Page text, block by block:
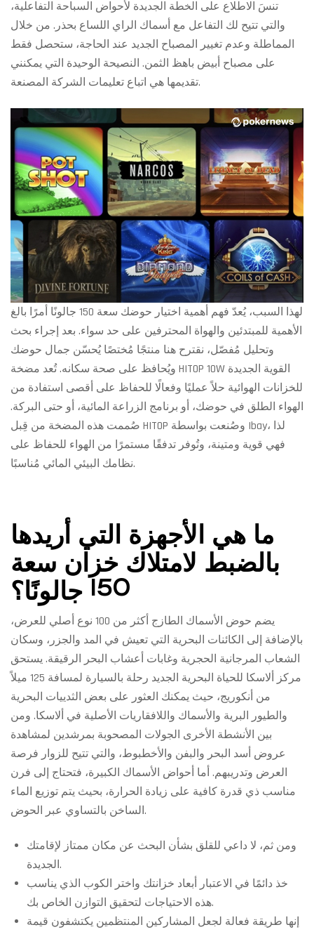
تنسَ الاطلاع على الخطة الجديدة لأحواض السباحة التفاعلية،
والتي تتيح لك التفاعل مع أسماك الراي اللساع بحذر. من خلال
المماطلة وعدم تغيير المصباح الجديد عند الحاجة، ستحصل فقط
على مصباح أبيض باهظ الثمن. النصيحة الوحيدة التي يمكنني
تقديمها هي اتباع تعليمات الشركة المصنعة.
لهذا السبب، يُعدّ فهم أهمية اختيار حوضك سعة 150 جالونًا أمرًا بالغ
الأهمية للمبتدئين والهواة المحترفين على حد سواء. بعد إجراء بحث
وتحليل مُفصّل، نقترح هنا منتجًا مُختصًا يُحسّن جمال حوضك
ويُحافظ على صحة سكانه. تُعد مضخة HITOP 10W القوية الجديدة
للخزانات الهوائية حلاً عمليًا وفعالًا للحفاظ على أقصى استفادة من
الهواء الطلق في حوضك، أو برنامج الزراعة المائية، أو حتى البركة.
صُممت هذه المضخة من قِبل HITOP وصُنعت بواسطة Ibay، لذا
فهي قوية ومتينة، وتُوفر تدفقًا مستمرًا من الهواء للحفاظ على
نظامك البيئي المائي مُناسبًا.
ما هي الأجهزة التي أريدها
بالضبط لامتلاك خزان سعة
150 جالونًا؟
يضم حوض الأسماك الطازج أكثر من 100 نوع أصلي للعرض،
بالإضافة إلى الكائنات البحرية التي تعيش في المد والجزر، وسكان
الشعاب المرجانية الحجرية وغابات أعشاب البحر الرقيقة. يستحق
مركز ألاسكا للحياة البحرية الجديد رحلة بالسيارة لمسافة 125 ميلاً
من أنكوريج، حيث يمكنك العثور على بعض الثدييات البحرية
والطيور البرية والأسماك واللافقاريات الأصلية في ألاسكا. ومن
بين الأنشطة الأخرى الجولات المصحوبة بمرشدين لمشاهدة
عروض أسد البحر والبفن والأخطبوط، والتي تتيح للزوار فرصة
العرض وتدريبهم. أما أحواض الأسماك الكبيرة، فتحتاج إلى فرن
مناسب ذي قدرة كافية على زيادة الحرارة، بحيث يتم توزيع الماء
الساخن بالتساوي عبر الحوض.
ومن ثم، لا داعي للقلق بشأن البحث عن مكان ممتاز لإقامتك
الجديدة.
خذ دائمًا في الاعتبار أبعاد خزانتك واختر الكوب الذي يناسب
هذه الاحتياجات لتحقيق التوازن الخاص بك.
إنها طريقة فعالة لجعل المشاركين المنتظمين يكتشفون قيمة